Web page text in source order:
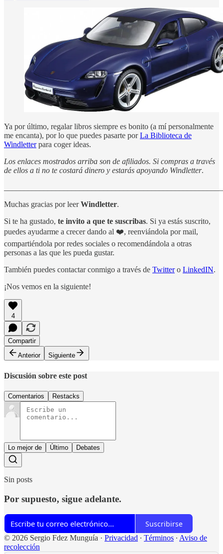
Ya por último, regalar libros siempre es bonito (a mí personalmente
me encanta), por lo que puedes pasarte porLa Biblioteca de
Windletterpara coger ideas.
Los enlaces mostrados arriba son de afiliados. Si compras a través
de ellos a ti no te costará dinero y estarás apoyando Windletter.
Muchas gracias por leerWindletter.
Si te ha gustado, te invito a que te suscribas. Si ya estás suscrito,
puedes ayudarme a crecer dando al ❤️, reenviándola por mail,
compartiéndola por redes sociales o recomendándola a otras
personas a las que les pueda gustar.
También puedes contactar conmigo a través de Twittero LinkedIN.
¡Nos vemos en la siguiente!
4
Compartir
Anterior
Siguiente
Discusión sobre este post
Comentarios Restacks
Lo mejor de Último Debates
Sin posts
Por supuesto, sigue adelante.
Suscribirse
© 2026 Sergio Fdez Munguía · Privacidad ∙ Términos ∙ Aviso de
recolección